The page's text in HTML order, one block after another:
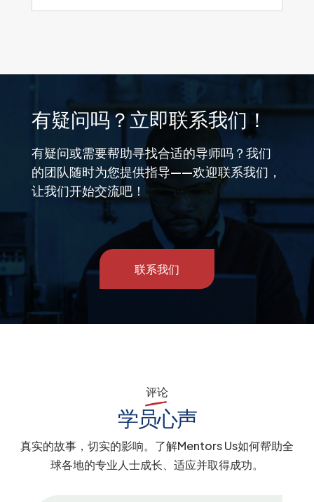
有疑问吗？立即联系我们！
有疑问或需要帮助寻找合适的导师吗？我们
的团队随时为您提供指导——欢迎联系我们，
让我们开始交流吧！
联系我们
评论
学员心声
真实的故事，切实的影响。了解Mentors Us如何帮助全
球各地的专业人士成长、适应并取得成功。